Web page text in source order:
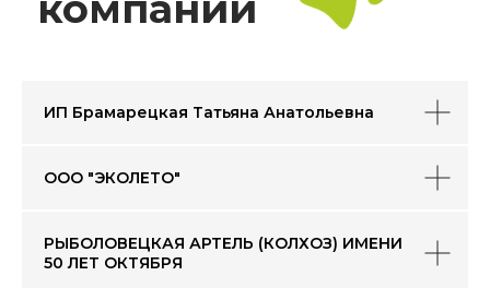
ИП Брамарецкая Татьяна Анатольевна
ООО "ЭКОЛЕТО"
РЫБОЛОВЕЦКАЯ АРТЕЛЬ (КОЛХОЗ) ИМЕНИ
50 ЛЕТ ОКТЯБРЯ